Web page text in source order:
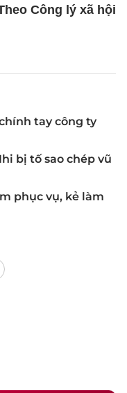
Công lý xã hội
tay công ty
bị tố sao chép vũ
phục vụ, kẻ làm